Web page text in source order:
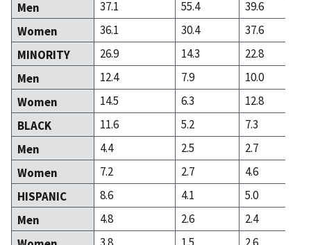
Men
37.1 55.4
39.6
Women
36.1 30.4
37.6
MINORITY
26.9 14.3
22.8
Men
12.4 7.9
10.0
Women
14.5 6.3
12.8
BLACK
11.6 5.2
7.3
Men
4.4 2.5
2.7
Women
7.2 2.7
4.6
HISPANIC
8.6 4.1
5.0
Men
4.8 2.6
2.4